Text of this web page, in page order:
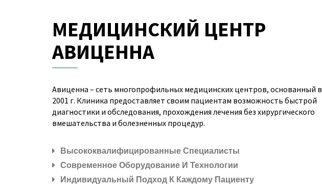
МЕДИЦИНСКИЙ ЦЕНТР
АВИЦЕННА
Авиценна – сеть многопрофильных медицинских центров, основанный в
2001 г. Клиника предоставляет своим пациентам возможность быстрой
диагностики и обследования, прохождения лечения без хирургического
вмешательства и болезненных процедур.
Высококвалифицированные Специалисты
Современное Оборудование И Технологии
Индивидуальный Подход К Каждому Пациенту